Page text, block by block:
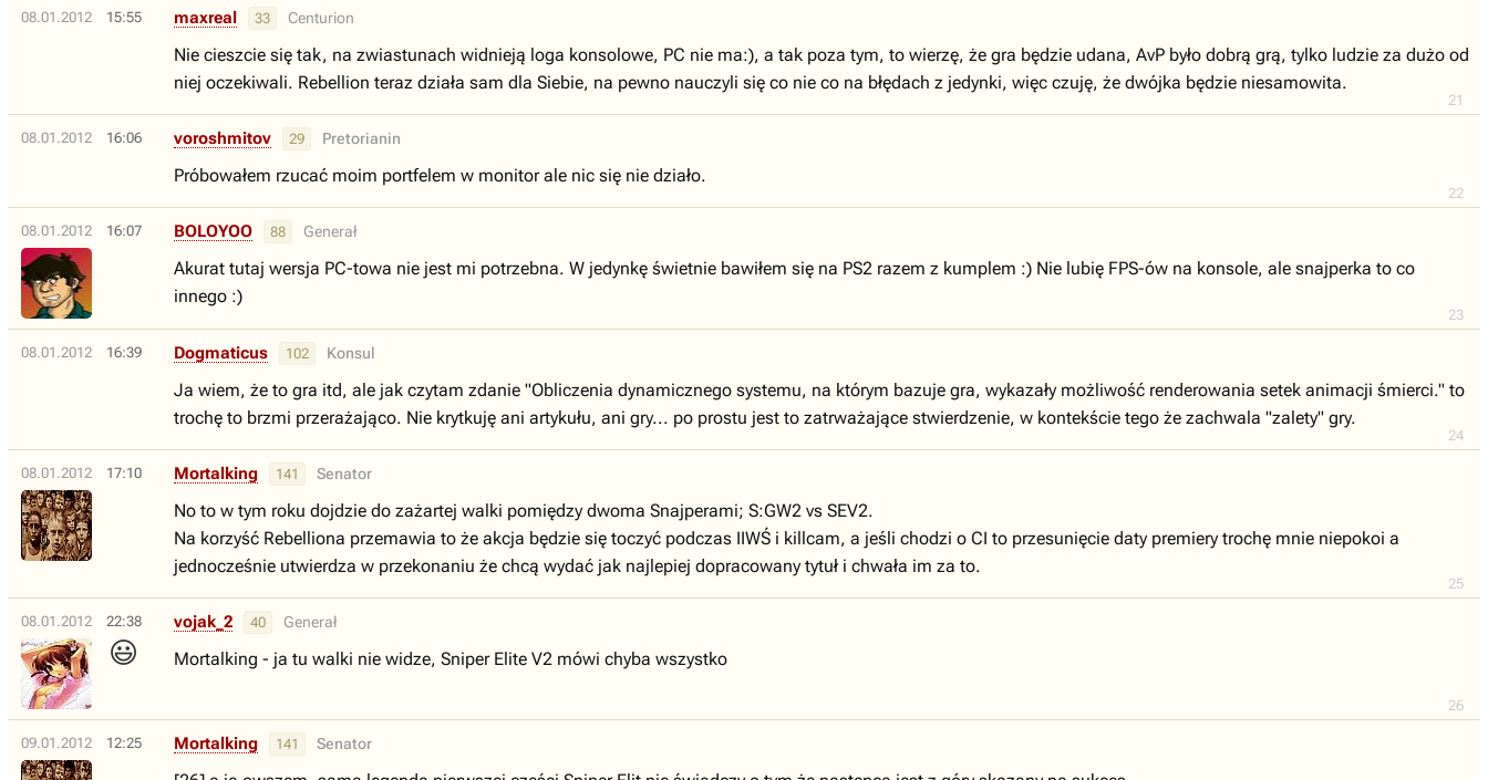
08.01.2012 15:55
21
maxreal 33 Centurion
Nie cieszcie się tak, na zwiastunach widnieją loga konsolowe, PC nie ma:), a tak poza tym, to wierzę, że gra będzie udana, AvP było dobrą grą, tylko ludzie za dużo od
niej oczekiwali. Rebellion teraz działa sam dla Siebie, na pewno nauczyli się co nie co na błędach z jedynki, więc czuję, że dwójka będzie niesamowita.
08.01.2012 16:06
22
voroshmitov 29 Pretorianin
Próbowałem rzucać moim portfelem w monitor ale nic się nie działo.
08.01.2012 16:07
23
BOLOYOO 88 Generał
Akurat tutaj wersja PC-towa nie jest mi potrzebna. W jedynkę świetnie bawiłem się na PS2 razem z kumplem :) Nie lubię FPS-ów na konsole, ale snajperka to co
innego :)
08.01.2012 16:39
24
Dogmaticus 102 Konsul
Ja wiem, że to gra itd, ale jak czytam zdanie "Obliczenia dynamicznego systemu, na którym bazuje gra, wykazały możliwość renderowania setek animacji śmierci." to
trochę to brzmi przerażająco. Nie krytkuję ani artykułu, ani gry... po prostu jest to zatrważające stwierdzenie, w kontekście tego że zachwala "zalety" gry.
08.01.2012 17:10
25
Mortalking 141 Senator
No to w tym roku dojdzie do zażartej walki pomiędzy dwoma Snajperami; S:GW2 vs SEV2.
Na korzyść Rebelliona przemawia to że akcja będzie się toczyć podczas IIWŚ i killcam, a jeśli chodzi o CI to przesunięcie daty premiery trochę mnie niepokoi a
jednocześnie utwierdza w przekonaniu że chcą wydać jak najlepiej dopracowany tytuł i chwała im za to.
08.01.2012 22:38
😃
26
vojak_2 40 Generał
Mortalking - ja tu walki nie widze, Sniper Elite V2 mówi chyba wszystko
09.01.2012 12:25 Mortalking 141 Senator